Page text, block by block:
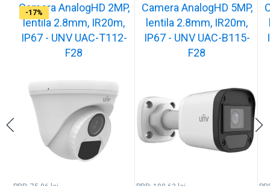
-17%
Camera AnalogHD 2MP,
lentila 2.8mm, IR20m,
IP67 - UNV UAC-T112-
F28
-17%
Camera AnalogHD 5MP,
lentila 2.8mm, IR20m,
IP67 - UNV UAC-B115-
F28
-17%
-17%
-17%
-17%
-17%
-17%
-17%
-17%